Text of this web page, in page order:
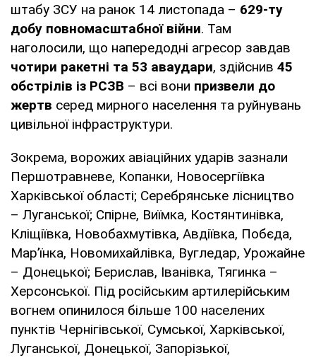
штабу ЗСУ на ранок 14 листопада – 629-ту
добу повномасштабної війни. Там
наголосили, що напередодні агресор завдав
чотири ракетні та 53 аваудари, здійснив 45
обстрілів із РСЗВ – всі вони призвели до
жертв серед мирного населення та руйнувань
цивільної інфраструктури.
Зокрема, ворожих авіаційних ударів зазнали
Першотравневе, Копанки, Новосергіївка
Харківської області; Серебрянське лісництво
– Луганської; Спірне, Виїмка, Костянтинівка,
Кліщіївка, Новобахмутівка, Авдіївка, Побєда,
Мар’їнка, Новомихайлівка, Вугледар, Урожайне
– Донецької; Берислав, Іванівка, Тягинка –
Херсонської. Під російським артилерійським
вогнем опинилося більше 100 населених
пунктів Чернігівської, Сумської, Харківської,
Луганської, Донецької, Запорізької,